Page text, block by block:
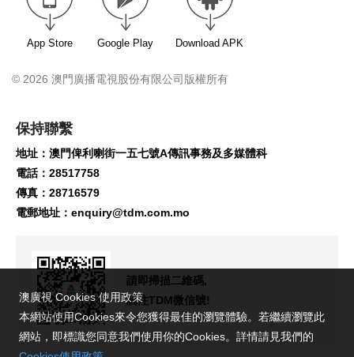
App Store Google Play Download APK
© 2026 澳門廣播電視股份有限公司版權所有
保持聯繫
地址：澳門俾利喇街一五七號A傳訊事務及多媒體科
電話：28517758
傳真：28716579
電郵地址： enquiry@tdm.com.mo
請即掃描二維碼,
關注TDM微信號!
澳廣視 Cookies 使用政策
本網站使用Cookies來令您獲得最佳的瀏覽體驗。若繼續瀏覽此
網站，即標識您同意我們使用你的Cookies。詳情請見我們的